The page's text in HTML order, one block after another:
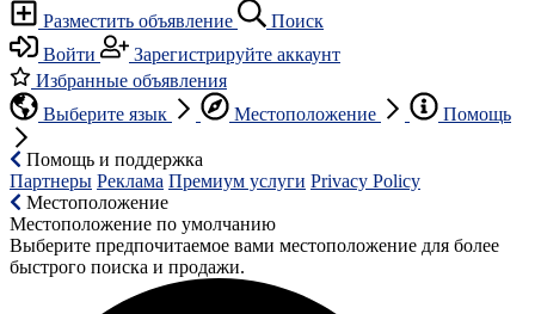
Разместить объявление
Поиск
Войти
Зарегистрируйте аккаунт
Избранные объявления
Выберите язык
Местоположение Помощь
Помощь и поддержка
Партнеры Реклама Премиум услуги Privacy Policy
Местоположение
Местоположение по умолчанию
Выберите предпочитаемое вами местоположение для более
быстрого поиска и продажи.